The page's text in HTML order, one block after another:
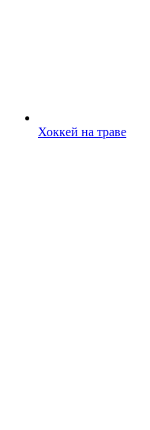
Хоккей на траве